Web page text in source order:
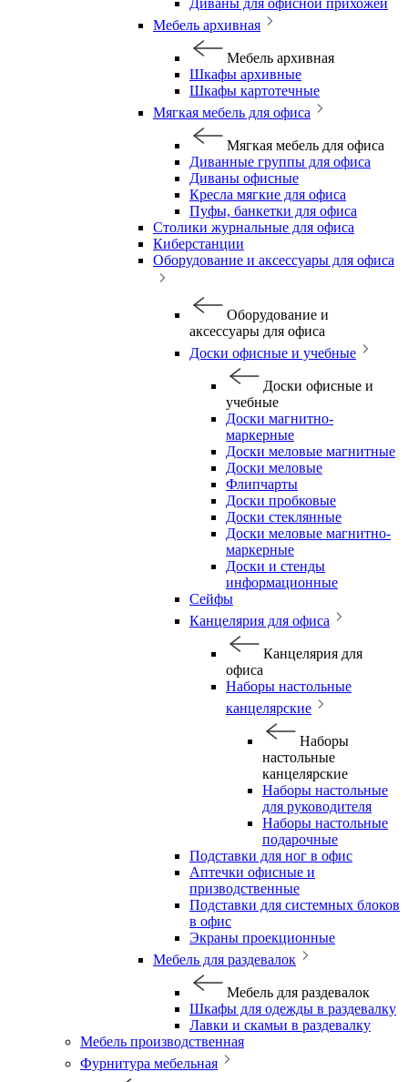
Диваны для офисной прихожей
Мебель архивная
Мебель архивная
Шкафы архивные
Шкафы картотечные
Мягкая мебель для офиса
Мягкая мебель для офиса
Диванные группы для офиса
Диваны офисные
Кресла мягкие для офиса
Пуфы, банкетки для офиса
Столики журнальные для офиса
Киберстанции
Оборудование и аксессуары для офиса
Оборудование и
аксессуары для офиса
Доски офисные и учебные
Доски офисные и
учебные
Доски магнитно-
маркерные
Доски меловые магнитные
Доски меловые
Флипчарты
Доски пробковые
Доски стеклянные
Доски меловые магнитно-
маркерные
Доски и стенды
информационные
Сейфы
Канцелярия для офиса
Канцелярия для
офиса
Наборы настольные
канцелярские
Наборы
настольные
канцелярские
Наборы настольные
для руководителя
Наборы настольные
подарочные
Подставки для ног в офис
Аптечки офисные и
призводственные
Подставки для системных блоков
в офис
Экраны проекционные
Мебель для раздевалок
Мебель для раздевалок
Шкафы для одежды в раздевалку
Лавки и скамьи в раздевалку
Мебель производственная
Фурнитура мебельная